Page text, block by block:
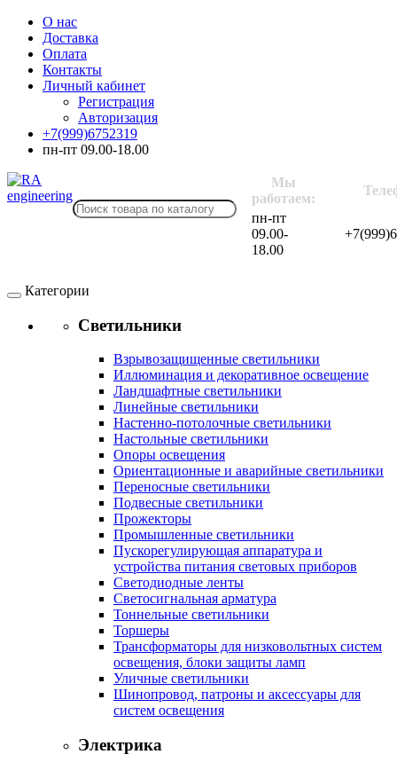
О нас
Доставка
Оплата
Контакты
Личный кабинет
Регистрация
Авторизация
+7(999)6752319
пн-пт 09.00-18.00
Мы
работаем:
пн-пт
09.00-
18.00
Категории
Светильники
Взрывозащищенные светильники
Иллюминация и декоративное освещение
Ландшафтные светильники
Линейные светильники
Настенно-потолочные светильники
Настольные светильники
Опоры освещения
Ориентационные и аварийные светильники
Переносные светильники
Подвесные светильники
Прожекторы
Промышленные светильники
Пускорегулирующая аппаратура и
устройства питания световых приборов
Светодиодные ленты
Светосигнальная арматура
Тоннельные светильники
Торшеры
Трансформаторы для низковольтных систем
освещения, блоки защиты ламп
Уличные светильники
Шинопровод, патроны и аксессуары для
систем освещения
Электрика